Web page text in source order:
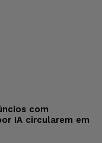
com
IA circularem em